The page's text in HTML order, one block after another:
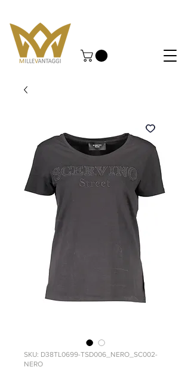
SKU: D38TL0699-TSD006_NERO_SC002-
NERO